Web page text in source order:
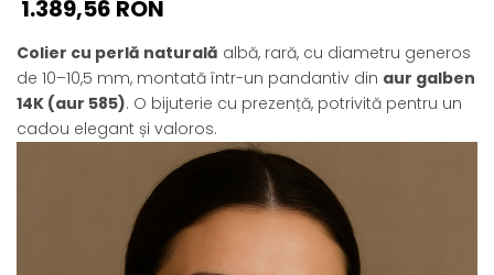
1.389,56 RON
Colier cu perlă naturală albă, rară, cu diametru generos
de 10–10,5 mm, montată într-un pandantiv din aur galben
14K (aur 585). O bijuterie cu prezență, potrivită pentru un
cadou elegant și valoros.